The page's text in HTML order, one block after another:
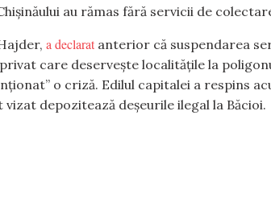
au rămas fără servicii de
a declarat anterior că suspendarea
care deservește localitățile la
o criză. Edilul capitalei a respins
depozitează deșeurile ilegal la Băcioi.